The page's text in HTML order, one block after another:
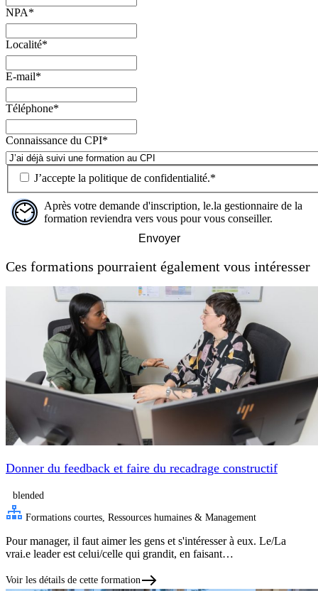
NPA*
Localité*
E-mail*
Téléphone*
Connaissance du CPI*
J’accepte la politique de confidentialité.*
Après votre demande d'inscription, le.la gestionnaire de la
formation reviendra vers vous pour vous conseiller.
Envoyer
Ces formations pourraient également vous intéresser
Donner du feedback et faire du recadrage constructif
blended
Formations courtes, Ressources humaines & Management
Pour manager, il faut aimer les gens et s'intéresser à eux. Le/La
vrai.e leader est celui/celle qui grandit, en faisant…
Voir les détails de cette formation